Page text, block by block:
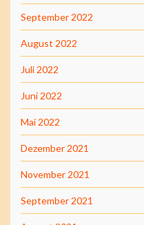
September 2022
August 2022
Juli 2022
Juni 2022
Mai 2022
Dezember 2021
November 2021
September 2021